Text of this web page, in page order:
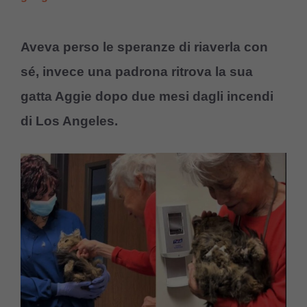
Aveva perso le speranze di riaverla con
sé, invece una padrona ritrova la sua
gatta Aggie dopo due mesi dagli incendi
di Los Angeles.